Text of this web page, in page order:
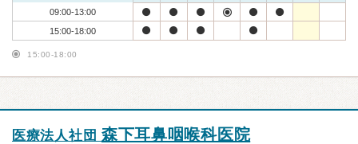
09:00-13:00
15:00-18:00
15:00-18:00
医療法人社団 森下耳鼻咽喉科医院